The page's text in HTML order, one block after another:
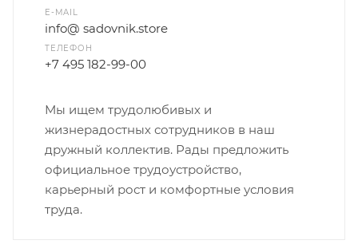
E-MAIL
info@ sadovnik.store
ТЕЛЕФОН
+7 495 182-99-00
Мы ищем трудолюбивых и
жизнерадостных сотрудников в наш
дружный коллектив. Рады предложить
официальное трудоустройство,
карьерный рост и комфортные условия
труда.